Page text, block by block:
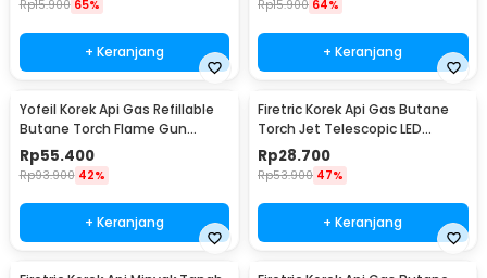
Rp15.900 65%
+ Keranjang
Rp15.900 64%
+ Keranjang
Yofeil Korek Api Gas Refillable
Butane Torch Flame Gun
Lighter - TX-19
Rp55.400
Rp93.900 42%
+ Keranjang
Firetric Korek Api Gas Butane
Torch Jet Telescopic LED
Lighter - LE196
Rp28.700
Rp53.900 47%
+ Keranjang